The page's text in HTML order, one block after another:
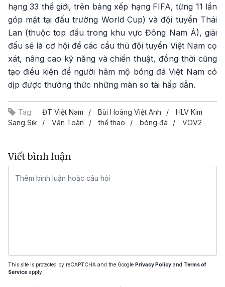
hạng 33 thế giới, trên bảng xếp hạng FIFA, từng 11 lần
góp mặt tại đấu trường World Cup) và đội tuyển Thái
Lan (thuộc top đầu trong khu vực Đông Nam Á), giải
đấu sẽ là cơ hội để các cầu thủ đội tuyển Việt Nam cọ
xát, nâng cao kỹ năng và chiến thuật, đồng thời cũng
tạo điều kiện để người hâm mộ bóng đá Việt Nam có
dịp được thưởng thức những màn so tài hấp dẫn.
Tag: ĐT Việt Nam Bùi Hoàng Việt Anh
HLV Kim
Sang Sik
Văn Toàn thể thao bóng đá VOV2
Viết bình luận
This site is protected by reCAPTCHA and the Google Privacy Policy and Terms of
Service apply.